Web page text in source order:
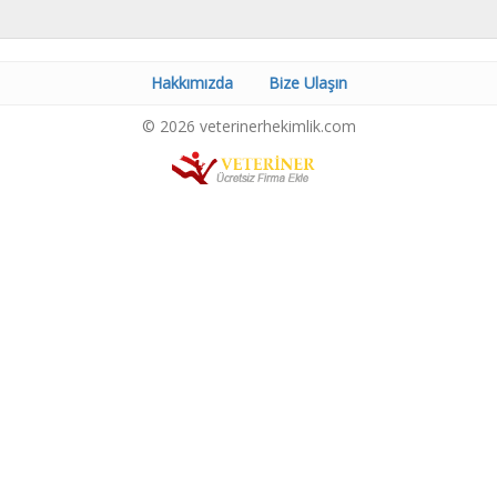
Hakkımızda Bize Ulaşın
© 2026 veterinerhekimlik.com